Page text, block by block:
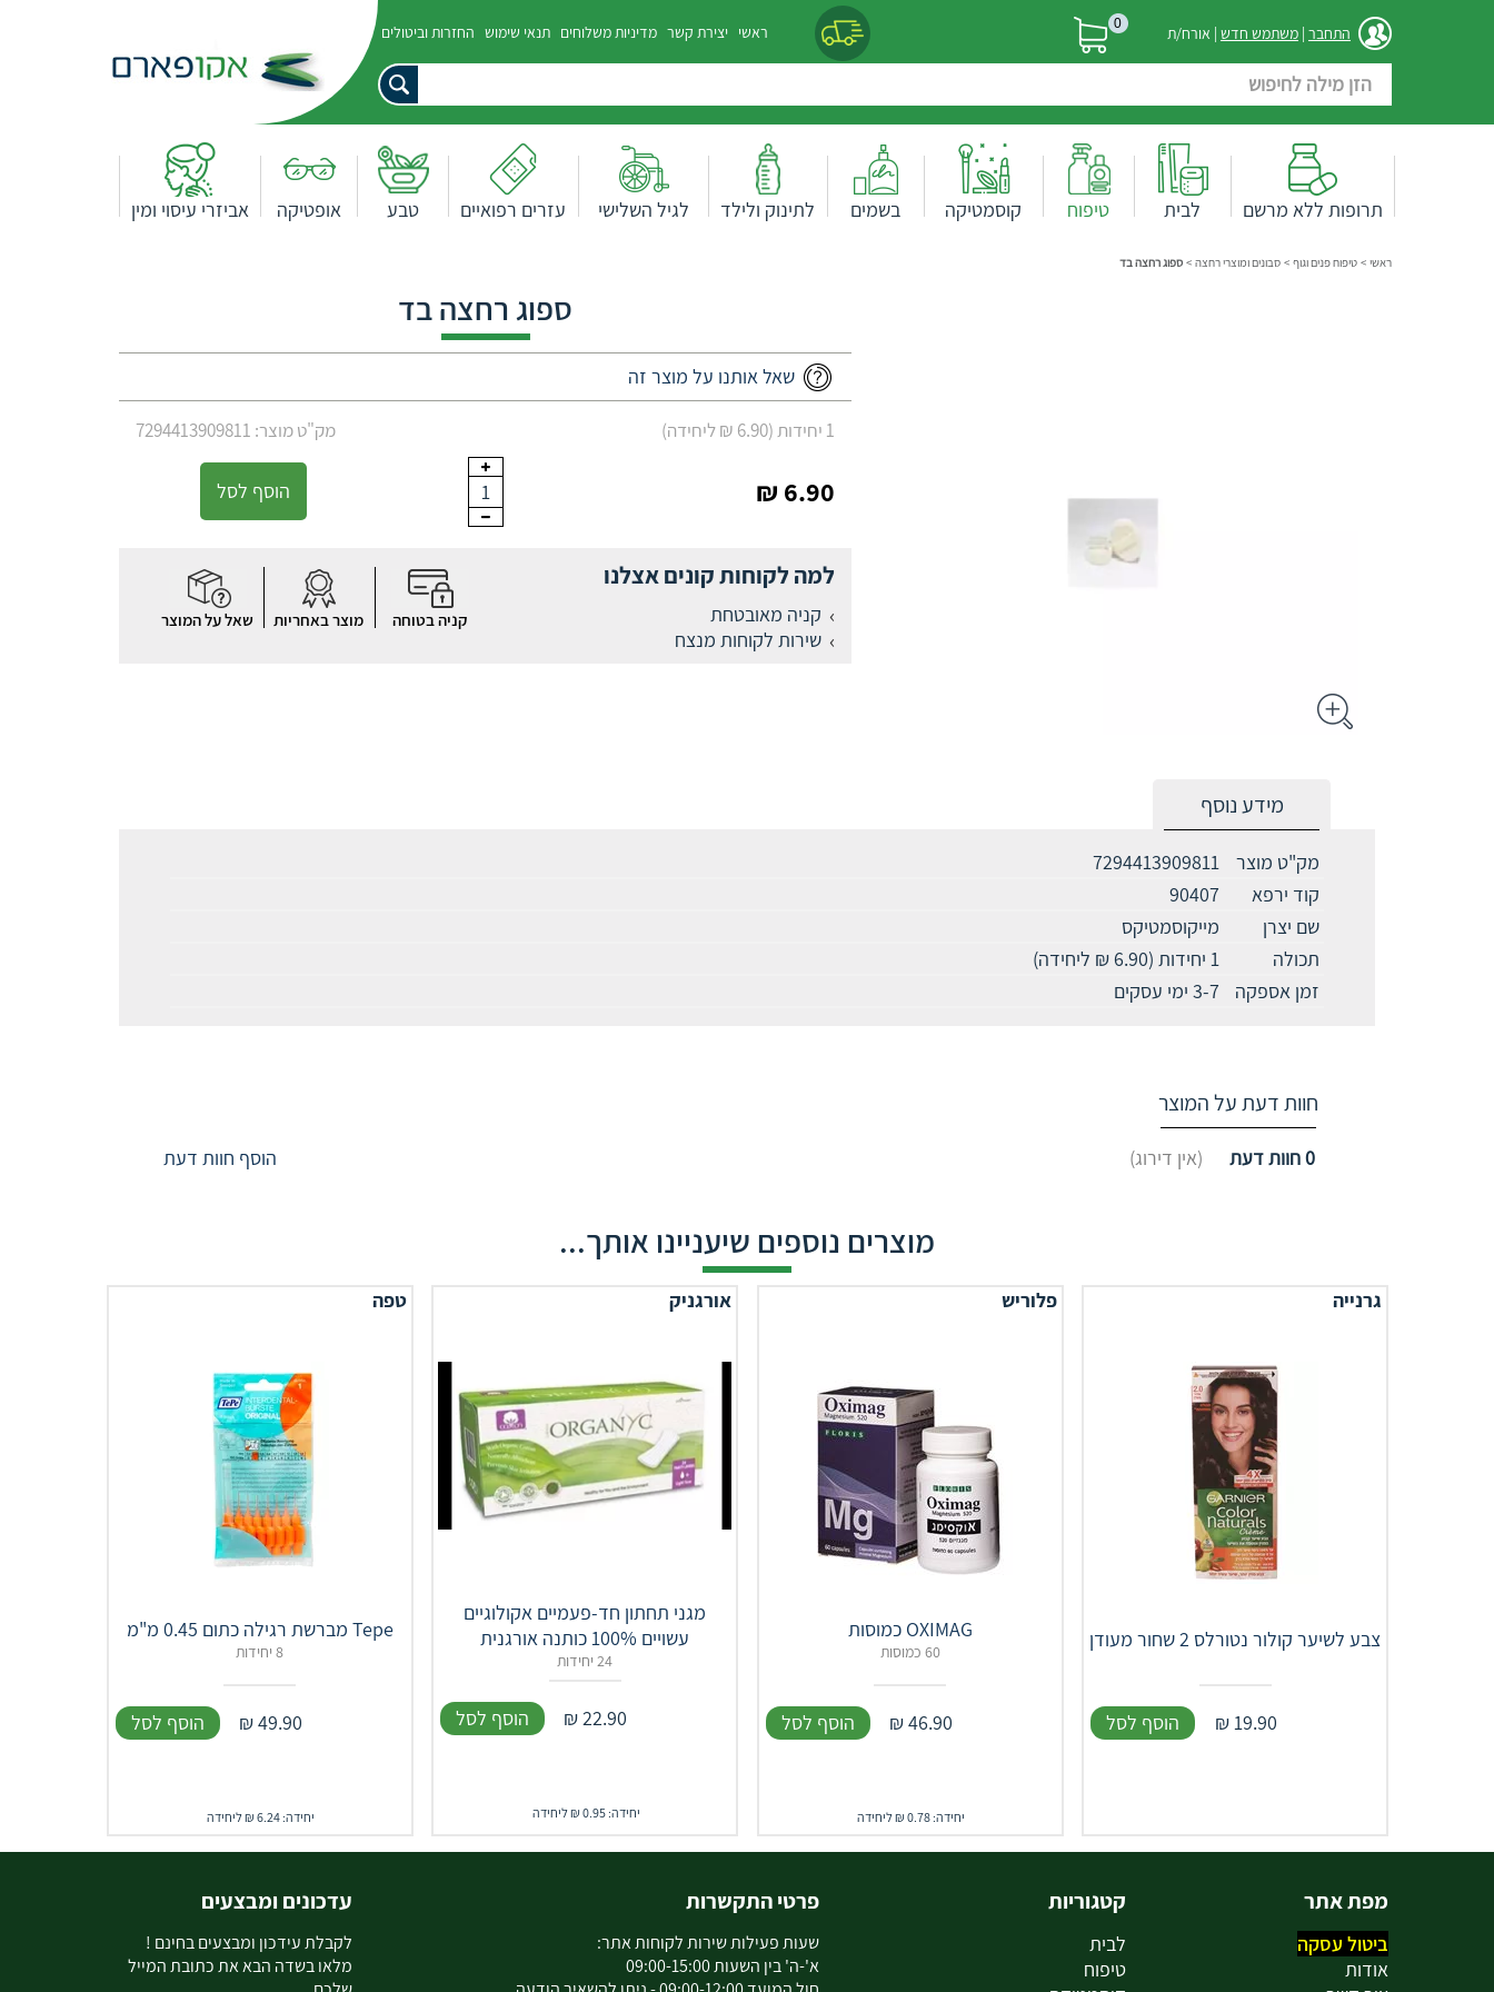
התחבר | משתמש חדש | אורח/ת 0 ראשי יצירת קשר מדיניות משלוחים תנאי שימוש החזרות וביטולים
תרופות ללא מרשם לבית טיפוח קוסמטיקה בשמים לתינוק ולילד לגיל השלישי עזרים רפואיים טבע אופטיקה אביזרי עיסוי ומין
ראשי > טיפוח פנים וגוף > סבונים ומוצרי רחצה > ספוג רחצה בד
ספוג רחצה בד
שאל אותנו על מוצר זה
1 יחידות (6.90 ₪ ליחידה) מק"ט מוצר: 7294413909811
6.90 ₪
1 הוסף לסל
למה לקוחות קונים אצלנו
קניה מאובטחת
שירות לקוחות מנצח
קניה בטוחה מוצר באחריות שאל על המוצר
מידע נוסף
מק"ט מוצר
7294413909811
קוד ירפא
90407
שם יצרן
מייקוסמטיקס
תכולה
1 יחידות (6.90 ₪ ליחידה)
זמן אספקה
3-7 ימי עסקים
חוות דעת על המוצר
0חוות דעת (אין דירוג) הוסף חוות דעת
מוצרים נוספים שיעניינו אותך...
גרנייה
צבע לשיער קולור נטורלס 2 שחור מעודן
19.90
₪ הוסף לסל
פלוריש
OXIMAG כמוסות
60 כמוסות
46.90
₪ הוסף לסל
יחידה: 0.78 ₪ ליחידה
אורגניק
מגני תחתון חד-פעמיים אקולוגיים
עשויים 100% כותנה אורגנית
24 יחידות
22.90
₪ הוסף לסל
יחידה: 0.95 ₪ ליחידה
טפה
Tepe מברשת רגילה כתום 0.45 מ"מ
8 יחידות
49.90
₪ הוסף לסל
יחידה: 6.24 ₪ ליחידה
מפת אתר
ביטול עסקה
אודות
קטגוריות
לבית
טיפוח
פרטי התקשרות
שעות פעילות שירות לקוחות אתר:
א'-ה' בין השעות 09:00-15:00
עדכונים ומבצעים
לקבלת עידכון ומבצעים בחינם !
מלאו בשדה הבא את כתובת המייל